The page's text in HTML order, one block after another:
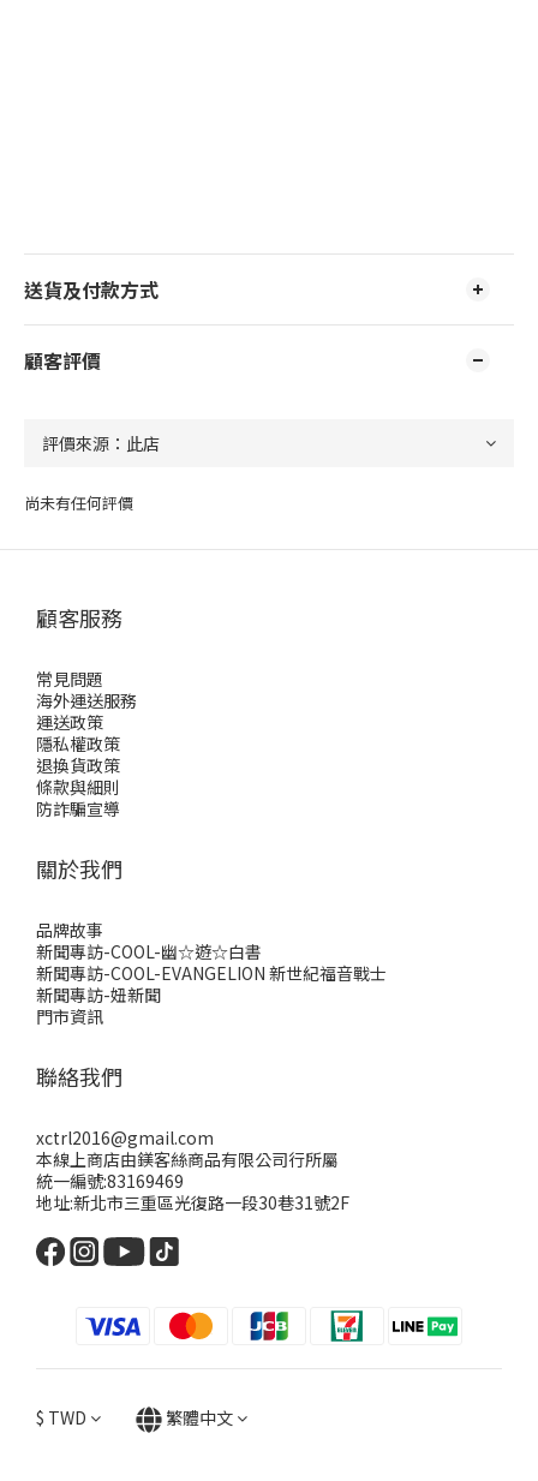
送貨及付款方式
顧客評價
尚未有任何評價
顧客服務
常見問題
海外運送服務
運送政策
隱私權政策
退換貨政策
條款與細則
防詐騙宣導
關於我們
品牌故事
新聞專訪-COOL-幽☆遊☆白書
新聞專訪-COOL-EVANGELION 新世紀福音戰士
新聞專訪-妞新聞
門市資訊
聯絡我們
xctrl2016@gmail.com
本線上商店由鎂客絲商品有限公司行所屬
統一編號:83169469
地址:新北市三重區光復路一段30巷31號2F
$ TWD 繁體中文